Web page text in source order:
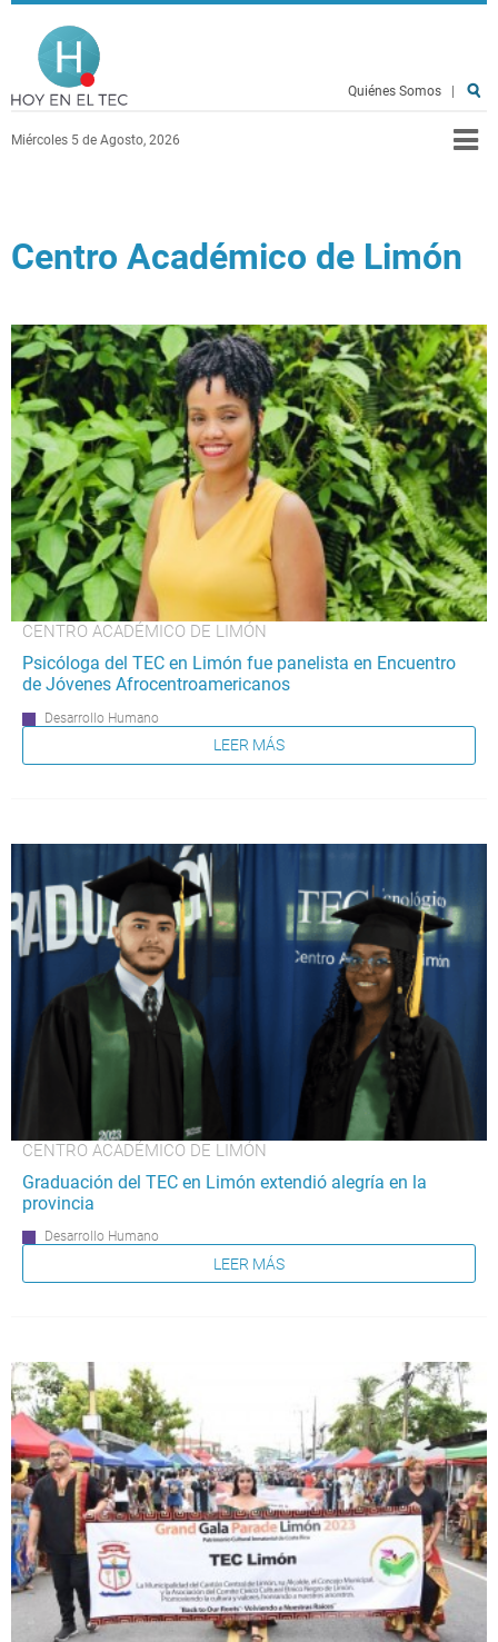
Pasar al contenido principal
Miércoles 5 de Agosto, 2026
Quiénes Somos
Centro Académico de Limón
CENTRO ACADÉMICO DE LIMÓN
Psicóloga del TEC en Limón fue panelista en Encuentro
de Jóvenes Afrocentroamericanos
Desarrollo Humano
LEER MÁS
CENTRO ACADÉMICO DE LIMÓN
Graduación del TEC en Limón extendió alegría en la
provincia
Desarrollo Humano
LEER MÁS